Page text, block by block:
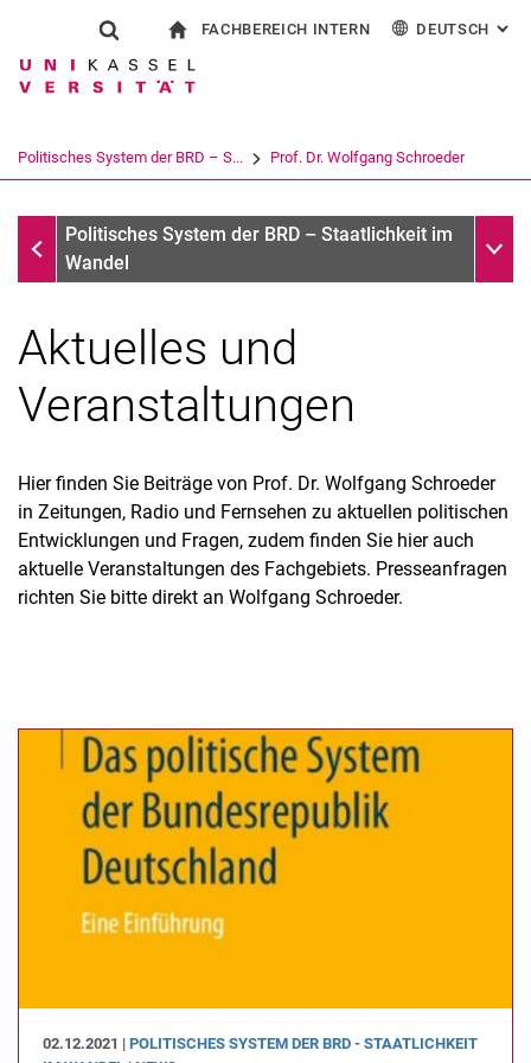
Springe direkt zu: Inhalt
Springe direkt zu: Suche
Springe direkt zu:
Suchformular
Suchbegriff
Suchen (öffnet externen Link in einem
FACHBEREICH INTERN DEUTSCH :
Politisches System der BRD – S... Prof. Dr. Wolfgang Schroeder
Prof. Dr. Wolfgang Schroeder
Politisches System der BRD – Staatlichkeit im
Wandel
Aktuelles und
Veranstaltungen
Hier finden Sie Beiträge von Prof. Dr. Wolfgang Schroeder
in Zeitungen, Radio und Fernsehen zu aktuellen politischen
Entwicklungen und Fragen, zudem finden Sie hier auch
aktuelle Veranstaltungen des Fachgebiets. Presseanfragen
richten Sie bitte direkt an Wolfgang Schroeder.
02.12.2021 | PO­LI­TI­SCHES SYS­TEM DER BRD - STAAT­LICH­KEIT